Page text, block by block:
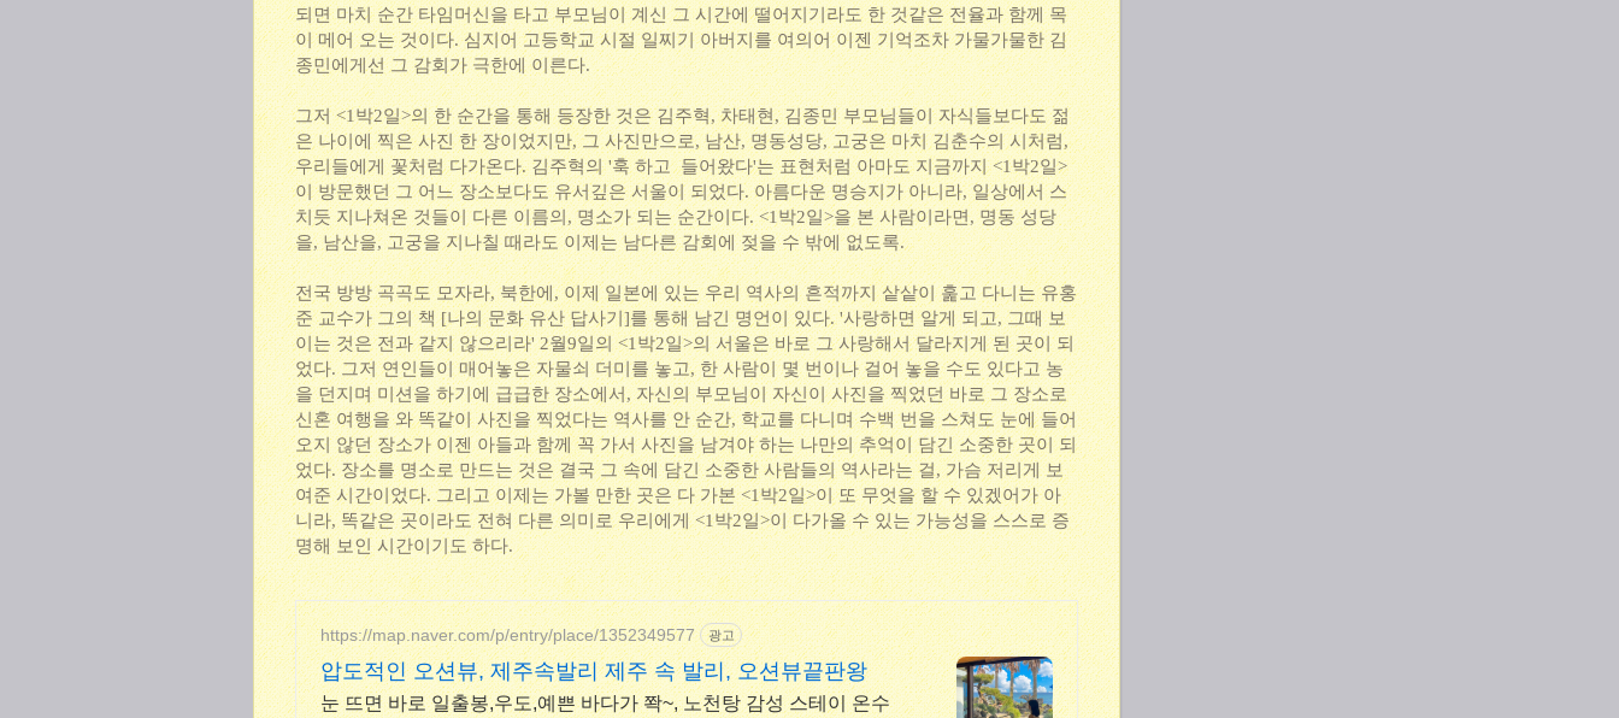
되면 마치 순간 타임머신을 타고 부모님이 계신 그 시간에 떨어지기라도 한 것같은 전율과 함께 목
이 메어 오는 것이다. 심지어 고등학교 시절 일찌기 아버지를 여의어 이젠 기억조차 가물가물한 김
종민에게선 그 감회가 극한에 이른다.
그저 <1박2일>의 한 순간을 통해 등장한 것은 김주혁, 차태현, 김종민 부모님들이 자식들보다도 젊
은 나이에 찍은 사진 한 장이었지만, 그 사진만으로, 남산, 명동성당, 고궁은 마치 김춘수의 시처럼,
우리들에게 꽃처럼 다가온다. 김주혁의 '훅 하고 들어왔다'는 표현처럼 아마도 지금까지 <1박2일>
이 방문했던 그 어느 장소보다도 유서깊은 서울이 되었다. 아름다운 명승지가 아니라, 일상에서 스
치듯 지나쳐온 것들이 다른 이름의, 명소가 되는 순간이다. <1박2일>을 본 사람이라면, 명동 성당
을, 남산을, 고궁을 지나칠 때라도 이제는 남다른 감회에 젖을 수 밖에 없도록.
전국 방방 곡곡도 모자라, 북한에, 이제 일본에 있는 우리 역사의 흔적까지 샅샅이 훑고 다니는 유홍
준 교수가 그의 책 [나의 문화 유산 답사기]를 통해 남긴 명언이 있다. '사랑하면 알게 되고, 그때 보
이는 것은 전과 같지 않으리라' 2월9일의 <1박2일>의 서울은 바로 그 사랑해서 달라지게 된 곳이 되
었다. 그저 연인들이 매어놓은 자물쇠 더미를 놓고, 한 사람이 몇 번이나 걸어 놓을 수도 있다고 농
을 던지며 미션을 하기에 급급한 장소에서, 자신의 부모님이 자신이 사진을 찍었던 바로 그 장소로
신혼 여행을 와 똑같이 사진을 찍었다는 역사를 안 순간, 학교를 다니며 수백 번을 스쳐도 눈에 들어
오지 않던 장소가 이젠 아들과 함께 꼭 가서 사진을 남겨야 하는 나만의 추억이 담긴 소중한 곳이 되
었다. 장소를 명소로 만드는 것은 결국 그 속에 담긴 소중한 사람들의 역사라는 걸, 가슴 저리게 보
여준 시간이었다. 그리고 이제는 가볼 만한 곳은 다 가본 <1박2일>이 또 무엇을 할 수 있겠어가 아
니라, 똑같은 곳이라도 전혀 다른 의미로 우리에게 <1박2일>이 다가올 수 있는 가능성을 스스로 증
명해 보인 시간이기도 하다.
https://map.naver.com/p/entry/place/1352349577 광고
압도적인 오션뷰, 제주속발리 제주 속 발리, 오션뷰끝판왕
눈 뜨면 바로 일출봉,우도,예쁜 바다가 쫙~, 노천탕 감성 스테이 온수